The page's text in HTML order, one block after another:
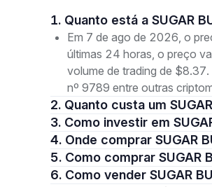
1. Quanto está a SUGAR
Em 7 de ago de 2026, o
últimas 24 horas, o preço
volume de trading de
nº 9789 entre outras
2. Quanto custa um
3. Como investir em
4. Onde comprar SUGAR
5. Como comprar SUGAR
6. Como vender SUGAR